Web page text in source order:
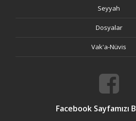
Seyyah
Dosyalar
Vak'a-Nüvis
Facebook Sayfamızı